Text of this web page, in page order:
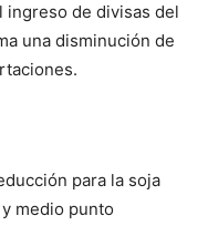
ingreso de divisas del
una disminución de
para la soja
medio punto